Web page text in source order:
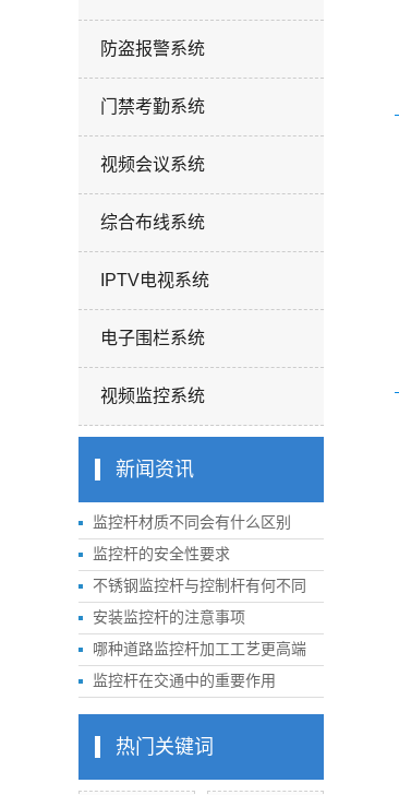
防盗报警系统
门禁考勤系统
视频会议系统
综合布线系统
IPTV电视系统
电子围栏系统
视频监控系统
新闻资讯
监控杆材质不同会有什么区别
监控杆的安全性要求
不锈钢监控杆与控制杆有何不同
安装监控杆的注意事项
哪种道路监控杆加工工艺更高端
监控杆在交通中的重要作用
热门关键词